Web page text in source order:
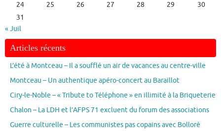
24
25 26 27 28 29
30
31
« Juil
Articles récents
L’été à Montceau – Il a soufflé un air de vacances au centre-ville
Montceau – Un authentique apéro-concert au Baraillot
Ciry-le-Noble – « Tribute to Téléphone » en illimité à la Briqueterie
Chalon – La LDH et l’AFPS 71 excluent du forum des associations
Guerre culturelle – Les communistes pas copains avec Bolloré